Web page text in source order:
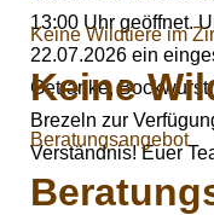
Keine Wildtiere im
Keine
Beratungsangebot
13:00 Uhr geöffnet.
22.07.2026 ein
Getränke,
Brezeln zur
Verständnis! Euer